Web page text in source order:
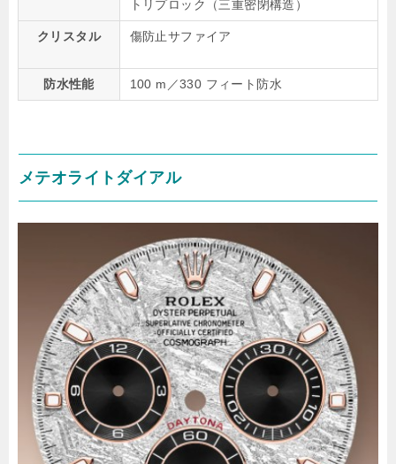
トリプロック（三重密閉構造）
クリスタル 傷防止サファイア
防水性能 100 m／330 フィート防水
メテオライトダイアル